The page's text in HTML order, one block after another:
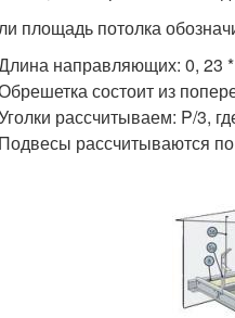
площадь потолка
направляющих: 0, 23
состоит из
рассчитываем: P/3,
Подвесы рассчитываются